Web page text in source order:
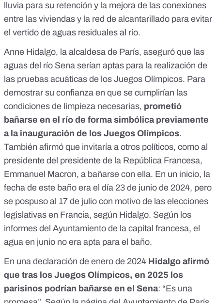
lluvia para su retención y la mejora de las conexiones
entre las viviendas y la red de alcantarillado para evitar
el vertido de aguas residuales al río.
Anne Hidalgo, la alcaldesa de París, aseguró que las
aguas del río Sena serían aptas para la realización de
las pruebas acuáticas de los Juegos Olímpicos. Para
demostrar su confianza en que se cumplirían las
condiciones de limpieza necesarias, prometió
bañarse en el río de forma simbólica previamente
a la inauguración de los Juegos Olímpicos.
También afirmó que invitaría a otros políticos, como al
presidente del presidente de la República Francesa,
Emmanuel Macron, a bañarse con ella. En un inicio, la
fecha de este baño era el día 23 de junio de 2024, pero
se pospuso al 17 de julio con motivo de las elecciones
legislativas en Francia, según Hidalgo. Según los
informes del Ayuntamiento de la capital francesa, el
agua en junio no era apta para el baño.
En una declaración de enero de 2024 Hidalgo afirmó
que tras los Juegos Olímpicos, en 2025 los
parisinos podrían bañarse en el Sena: “Es una